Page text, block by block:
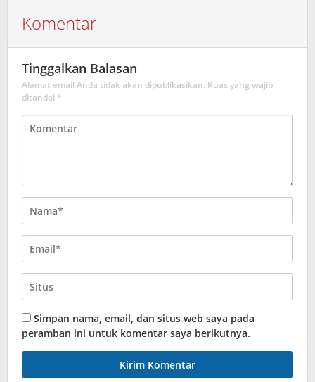
Komentar
Tinggalkan Balasan
Alamat email Anda tidak akan dipublikasikan. Ruas yang wajib
ditandai *
Simpan nama, email, dan situs web saya pada
peramban ini untuk komentar saya berikutnya.